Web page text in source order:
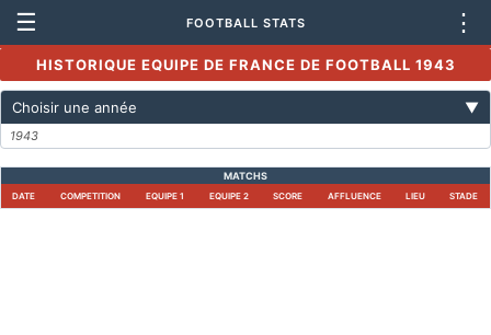
☰ FOOTBALL STATS ⋮
HISTORIQUE EQUIPE DE FRANCE DE FOOTBALL 1943
Choisir une année ▼
1943
MATCHS
DATE COMPETITION EQUIPE 1 EQUIPE 2 SCORE AFFLUENCE LIEU STADE